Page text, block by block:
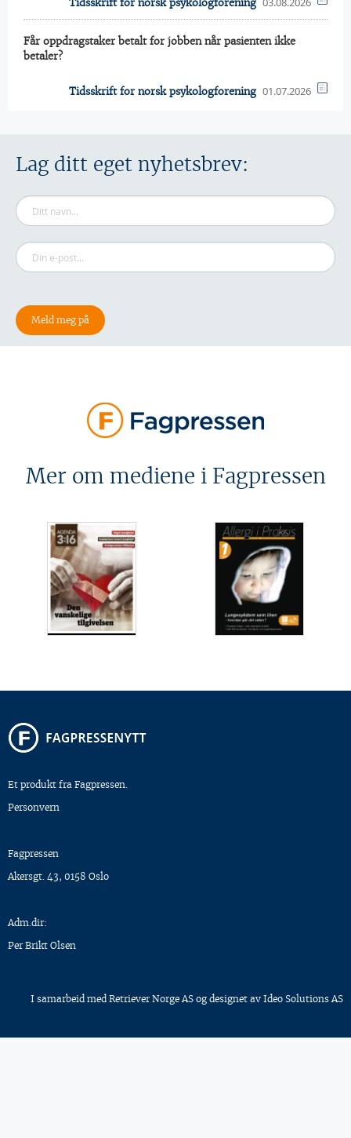
Tidsskrift for norsk psykologforening
Får oppdragstaker betalt for jobben når pasienten ikke
betaler?
Tidsskrift for norsk psykologforening 01.07.2026
Lag ditt eget nyhetsbrev:
Mer om mediene i Fagpressen
Et produkt fra Fagpressen.
Personvern
Fagpressen
Akersgt. 43, 0158 Oslo
Adm.dir:
Per Brikt Olsen
I samarbeid med Retriever Norge AS og designet av Ideo Solutions AS